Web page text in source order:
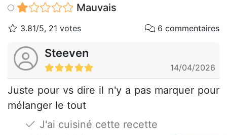
Mauvais
3.81/5, 21 votes 6 commentaires
Steeven
14/04/2026
Juste pour vs dire il n'y a pas marquer pour
mélanger le tout
J'ai cuisiné cette recette